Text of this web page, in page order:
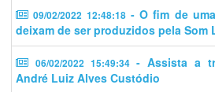
09/02/2022 12:48:18- O fim de uma
deixam de ser produzidos pela Som
06/02/2022 15:49:34- Assista a
André Luiz Alves Custódio